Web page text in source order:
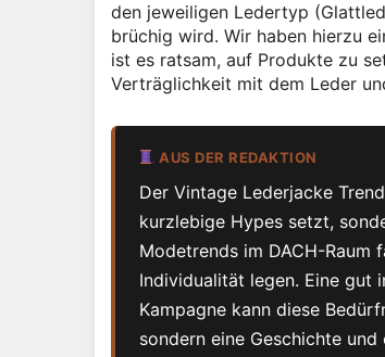
den jeweiligen Ledertyp
brüchig wird. Wir haben hierzu
ist es ratsam, auf Produkte zu
Verträglichkeit mit dem Leder
AUS DER REDAKTION
Der Vintage Lederjacke
kurzlebige Hypes setzt,
Modetrends im DACH-Raum
Individualität legen. Eine gut
Kampagne kann diese
sondern eine Geschichte